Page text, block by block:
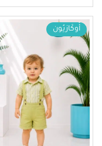
أُوكَازيُون